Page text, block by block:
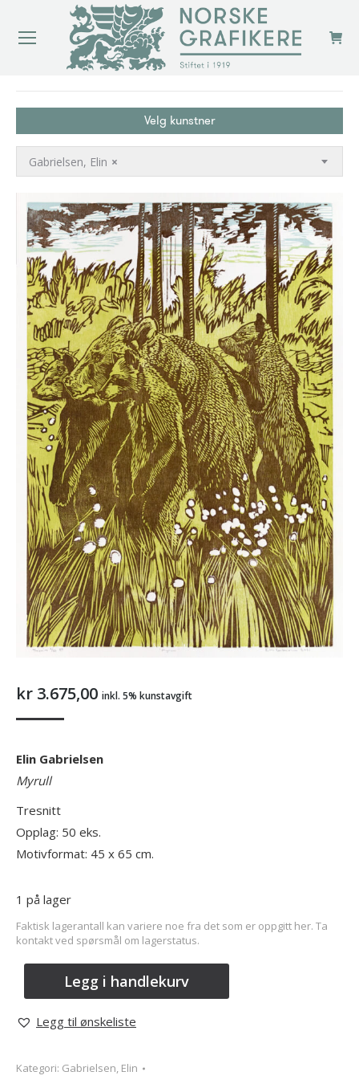
Velg kunstner
×
Gabrielsen, Elin
kr 3.675,00 inkl. 5% kunstavgift
Elin Gabrielsen
Myrull
Tresnitt
Opplag: 50 eks.
Motivformat: 45 x 65 cm.
1 på lager
Faktisk lagerantall kan variere noe fra det som er oppgitt her. Ta
kontakt ved spørsmål om lagerstatus.
Legg i handlekurv
Legg til ønskeliste
Kategori: Gabrielsen, Elin